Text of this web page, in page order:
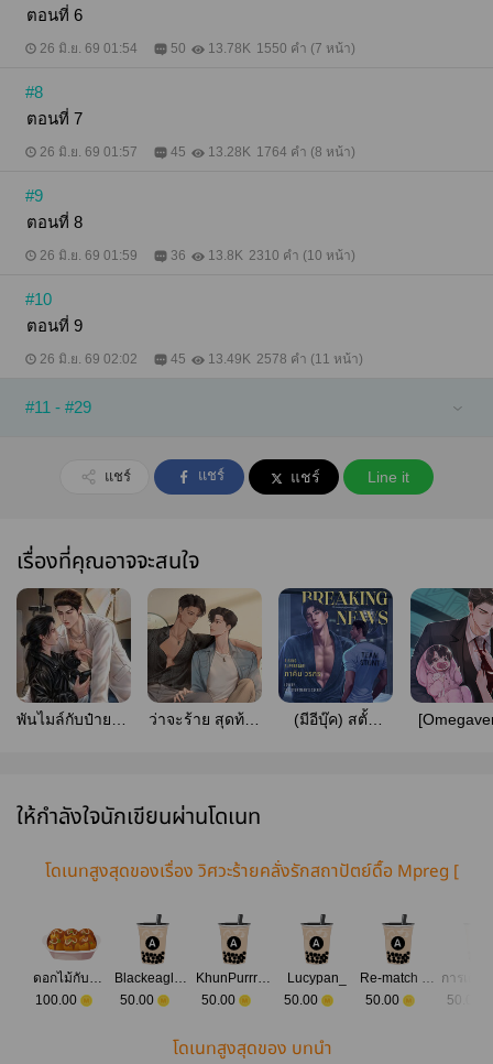
ตอนที่ 6
26 มิ.ย. 69 01:54 50 13.78K 1550 คำ (7 หน้า)
#8
ตอนที่ 7
26 มิ.ย. 69 01:57 45 13.28K 1764 คำ (8 หน้า)
#9
ตอนที่ 8
26 มิ.ย. 69 01:59 36 13.8K 2310 คำ (10 หน้า)
#10
ตอนที่ 9
26 มิ.ย. 69 02:02 45 13.49K 2578 คำ (11 หน้า)
#11 - #29
แชร์ แชร์ แชร์ Line it
เรื่องที่คุณอาจจะสนใจ
พันไมล์กับป๋ายฟ้า
ว่าจะร้าย สุดท้าย
(มีอีบุ๊ค) สตั้น
ให้กำลังใจนักเขียนผ่านโดเนท
โดเนทสูงสุดของเรื่อง วิศวะร้ายคลั่งรักสถาปัตย์ดื้อ Mpreg [
ดอกไม้กับแจกัน
100.00
Blackeagle_writer
50.00
KhunPurrrr (คุณเพอร์จ้ะ)
50.00
Lucypan_
50.00
Re-match I รีแมทช์
50.00
50.00
โดเนทสูงสุดของ บทนำ